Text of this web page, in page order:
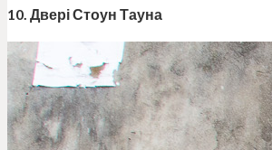
10. Двері Стоун Тауна